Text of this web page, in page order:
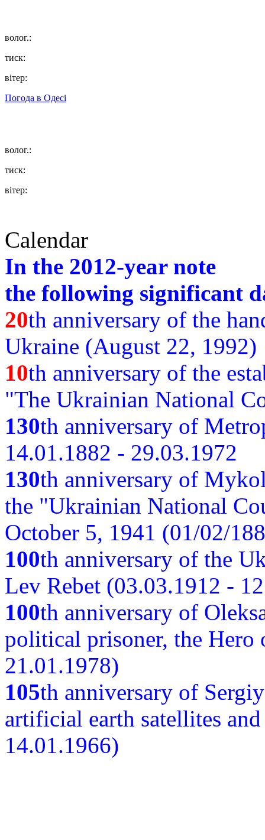
волог.:
тиск:
вітер:
Погода в Одесі
волог.:
тиск:
вітер:
Calendar
In the 2012-year note
the following significant
20th anniversary of the
Ukraine (August 22, 1992)
10th anniversary of the
"The Ukrainian National
130th anniversary of
14.01.1882 - 29.03.1972
130th anniversary of
the "Ukrainian National
October 5, 1941 (01/02/
100th anniversary of the
Lev Rebet (03.03.1912 -
100th anniversary of
political prisoner, the
21.01.1978)
105th anniversary of
artificial earth satellites
14.01.1966)